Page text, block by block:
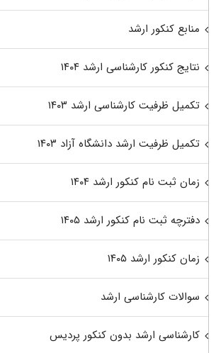
منابع کنکور ارشد
نتایج کنکور کارشناسی ارشد ۱۴۰۴
تکمیل ظرفیت کارشناسی ارشد ۱۴۰۳
تکمیل ظرفیت ارشد دانشگاه آزاد ۱۴۰۳
زمان ثبت نام کنکور ارشد ۱۴۰۴
دفترچه ثبت نام کنکور ارشد ۱۴۰۵
زمان کنکور ارشد ۱۴۰۵
سوالات کارشناسی ارشد
کارشناسی ارشد بدون کنکور پردیس